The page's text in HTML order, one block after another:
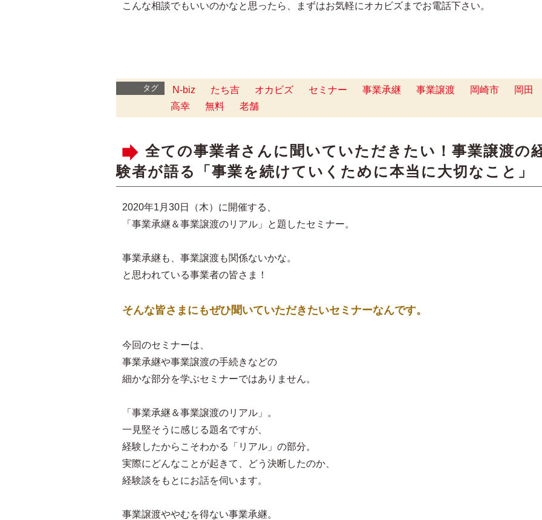
こんな相談でもいいのかなと思ったら、まずはお気軽にオカビズまでお電話下さい。
タグ N-biz たち吉 オカビズ セミナー 事業承継 事業譲渡 岡崎市
岡田
高幸
無料 老舗
全ての事業者さんに聞いていただきたい！事業譲渡の
験者が語る「事業を続けていくために本当に大切なこと」
2020年1月30日（木）に開催する、
「事業承継＆事業譲渡のリアル」と題したセミナー。
事業承継も、事業譲渡も関係ないかな。
と思われている事業者の皆さま！
そんな皆さまにもぜひ聞いていただきたいセミナーなんです。
今回のセミナーは、
事業承継や事業譲渡の手続きなどの
細かな部分を学ぶセミナーではありません。
「事業承継＆事業譲渡のリアル」。
一見堅そうに感じる題名ですが、
経験したからこそわかる「リアル」の部分。
実際にどんなことが起きて、どう決断したのか、
経験談をもとにお話を伺います。
事業譲渡ややむを得ない事業承継。